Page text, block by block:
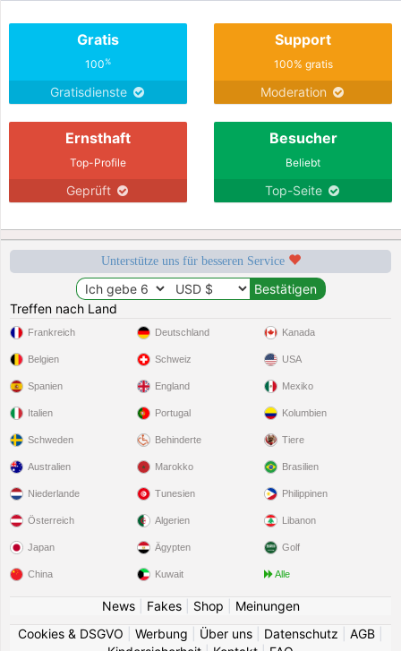
Gratis
100%
Gratisdienste
Support
100% gratis
Moderation
Ernsthaft
Top-Profile
Geprüft
Besucher
Beliebt
Top-Seite
Unterstütze uns für besseren Service
Treffen nach Land
Frankreich
Belgien
Spanien
Italien
Schweden
Deutschland
Schweiz
England
Portugal
Behinderte
Kanada
USA
Mexiko
Kolumbien
Tiere
Australien
Niederlande
Österreich
Japan
China
Marokko
Tunesien
Algerien
Ägypten
Kuwait
Brasilien
Philippinen
Libanon
Golf
Alle
News| Fakes| Shop
Meinungen
Cookies & DSGVO
Werbung Über uns Datenschutz AGB